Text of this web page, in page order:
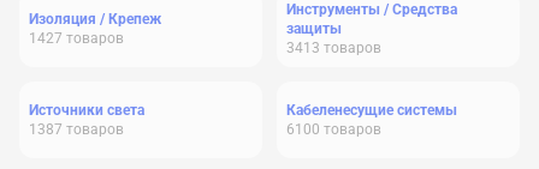
Изоляция / Крепеж
1427 товаров
Инструменты / Средства
защиты
3413 товаров
Источники света
1387 товаров
Кабеленесущие системы
6100 товаров